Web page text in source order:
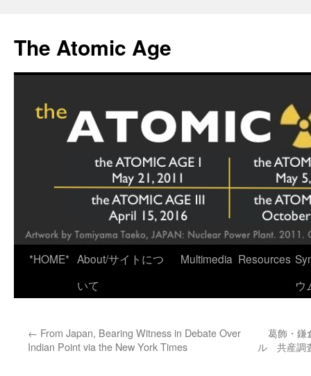
content
The Atomic Age
*HOME* About/サイトにつ
いて
Multimedia Resources
ウ
← From Japan, Bearing Witness in Debate Over
Indian Point via the New York Times
葛飾・鎌
ル 共産調